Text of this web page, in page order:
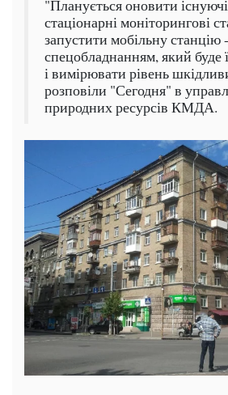
"Планується оновити існуючі
стаціонарні моніторингові
запустити мобільну станцію
спецобладнанням, який буде
і вимірювати рівень
розповіли "Сегодня" в
природних ресурсів КМДА.